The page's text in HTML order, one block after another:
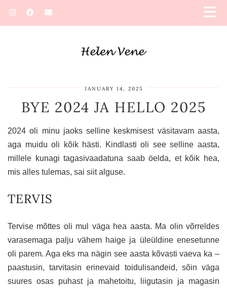
JANUARY 14, 2025
BYE 2024 JA HELLO 2025
2024 oli minu jaoks selline keskmisest väsitavam aasta,
aga muidu oli kõik hästi. Kindlasti oli see selline aasta,
millele kunagi tagasivaadatuna saab öelda, et kõik hea,
mis alles tulemas, sai siit alguse.
TERVIS
Tervise mõttes oli mul väga hea aasta. Ma olin võrreldes
varasemaga palju vähem haige ja üleüldine enesetunne
oli parem. Aga eks ma nägin see aasta kõvasti vaeva ka –
paastusin, tarvitasin erinevaid toidulisandeid, sõin väga
suures osas puhast ja mahetoitu, liigutasin ja magasin